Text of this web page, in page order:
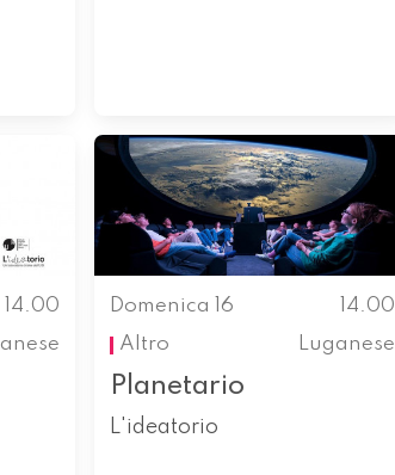
14.00
Domenica 16
14.00
Altro
Luganese
Planetario
L'ideatorio